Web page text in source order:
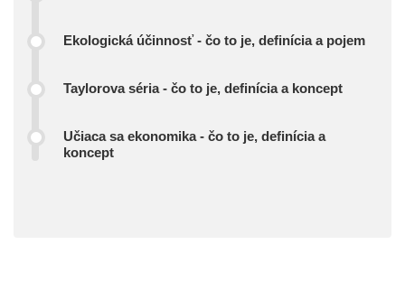
Ekologická účinnosť - čo to je, definícia a pojem
Taylorova séria - čo to je, definícia a koncept
Učiaca sa ekonomika - čo to je, definícia a
koncept